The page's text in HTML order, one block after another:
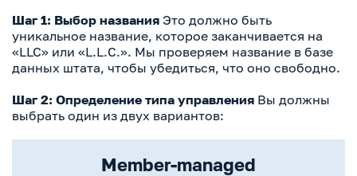
Шаг 1: Выбор названия Это должно быть
уникальное название, которое заканчивается на
«LLC» или «L.L.C.». Мы проверяем название в базе
данных штата, чтобы убедиться, что оно свободно.
Шаг 2: Определение типа управления Вы должны
выбрать один из двух вариантов:
Member-managed